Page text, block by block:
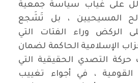
على غياب سياسة جمعية
المسيحيين ، بل تَشَجع
الركض وراء الفتات التي
الإسلامية الحاكمة لضمان
التصدي الحقيقية التي
، في أجواء تغييب